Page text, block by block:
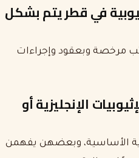
في قطر يتم بشكل
مرخصة وبعقود وإجراءات
الإنجليزية أو
الأساسية، وبعضهن يفهمن